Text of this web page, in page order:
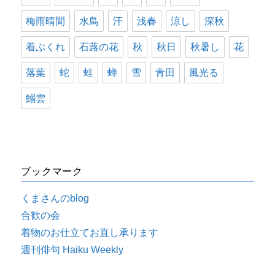
梅雨晴間 水鳥 汗 浅春 涼し 深秋
着ぶくれ 石蕗の花 秋 秋日 秋暑し 花
落葉 蛇 蛙 蝉 雪 青田 風光る
鰯雲
ブックマーク
くまさんのblog
合歓の会
着物のお仕立てお直し承ります
週刊俳句 Haiku Weekly